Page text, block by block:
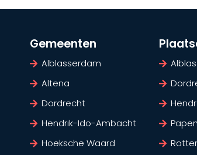
Gemeenten
Alblasserdam
Altena
Dordrecht
Hendrik-Ido-Ambacht
Hoeksche Waard